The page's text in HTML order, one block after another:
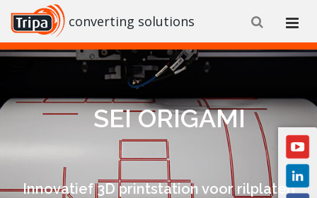
converting solutions
SEI ORIGAMI
Innovatief 3D printstation voor rilplaten